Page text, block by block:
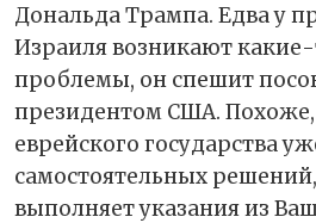
Дональда Трампа. Едва у
Израиля возникают
проблемы, он спешит
президентом США. Похоже,
еврейского государства
самостоятельных
выполняет указания из